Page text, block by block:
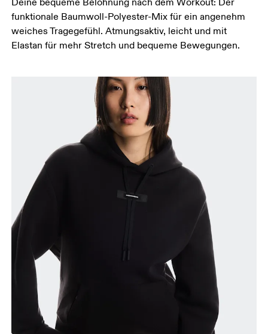
Deine bequeme Belohnung nach dem Workout: Der
funktionale Baumwoll-Polyester-Mix für ein angenehm
weiches Tragegefühl. Atmungsaktiv, leicht und mit
Elastan für mehr Stretch und bequeme Bewegungen.